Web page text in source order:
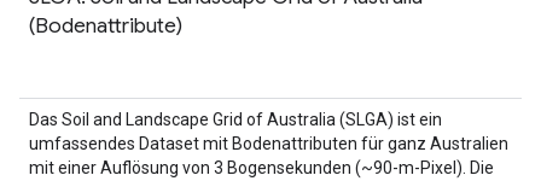
(Bodenattribute)
Das Soil and Landscape Grid of Australia (SLGA) ist ein
umfassendes Dataset mit Bodenattributen für ganz Australien
mit einer Auflösung von 3 Bogensekunden (~90-m-Pixel). Die